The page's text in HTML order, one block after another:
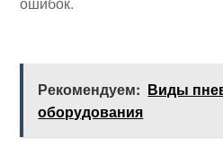
Рекомендуем: Виды
оборудования